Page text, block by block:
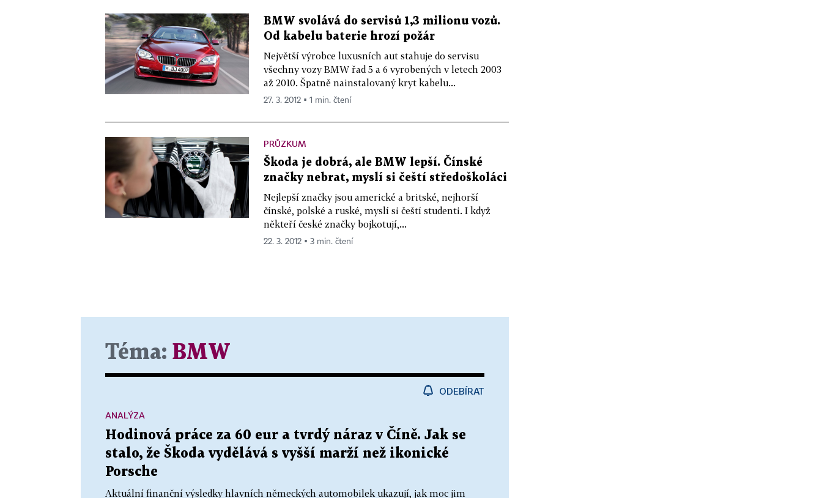
BMW svolává do servisů 1,3 milionu vozů.
Od kabelu baterie hrozí požár
Největší výrobce luxusních aut stahuje do servisu
všechny vozy BMW řad 5 a 6 vyrobených v letech 2003
až 2010. Špatně nainstalovaný kryt kabelu...
27. 3. 2012 ▪ 1 min. čtení
PRŮZKUM
Škoda je dobrá, ale BMW lepší. Čínské
značky nebrat, myslí si čeští středoškoláci
Nejlepší značky jsou americké a britské, nejhorší
čínské, polské a ruské, myslí si čeští studenti. I když
někteří české značky bojkotují,...
22. 3. 2012 ▪ 3 min. čtení
Téma: BMW
ODEBÍRAT
Hodinová práce za 60 eur a tvrdý náraz v Číně. Jak se
stalo, že Škoda vydělává s vyšší marží než ikonické
Porsche
Aktuální finanční výsledky hlavních německých automobilek ukazují, jak moc jim
ANALÝZA